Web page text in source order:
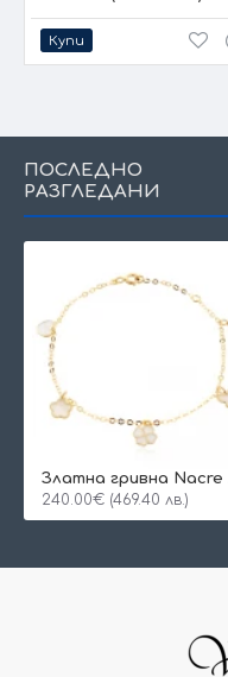
Купи
ПОСЛЕДНО
РАЗГЛЕДАНИ
240.00€ (469.40 лв.)